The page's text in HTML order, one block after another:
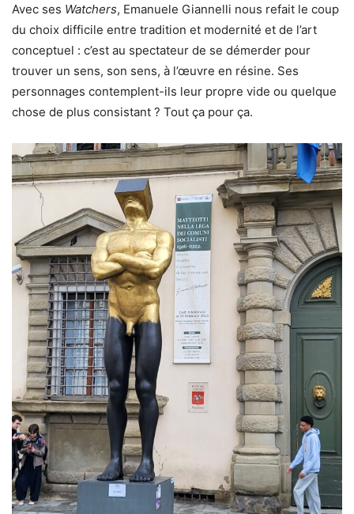
Avec ses Watchers, Emanuele Giannelli nous refait le coup
du choix difficile entre tradition et modernité et de l’art
conceptuel : c’est au spectateur de se démerder pour
trouver un sens, son sens, à l’œuvre en résine. Ses
personnages contemplent-ils leur propre vide ou quelque
chose de plus consistant ? Tout ça pour ça.